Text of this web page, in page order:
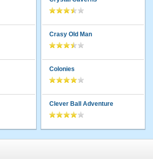
Crasy Old Man
Colonies
Clever Ball Adventure